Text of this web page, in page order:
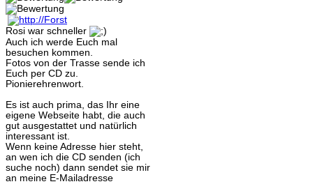
Rosi war schneller
Auch ich werde Euch mal
besuchen kommen.
Fotos von der Trasse sende ich
Euch per CD zu.
Pionierehrenwort.
Es ist auch prima, das Ihr eine
eigene Webseite habt, die auch
gut ausgestattet und natürlich
interessant ist.
Wenn keine Adresse hier steht,
an wen ich die CD senden (ich
suche noch) dann sendet sie mir
an meine E-Mailadresse